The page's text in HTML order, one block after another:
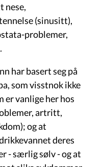
nese,
(sinusitt),
problemer,
har basert seg på
som visstnok ikke
er vanlige her hos
artritt,
og at
deres
- særlig sølv - og at